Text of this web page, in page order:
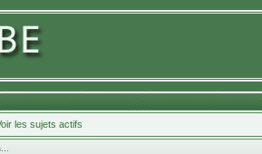
les sujets actifs